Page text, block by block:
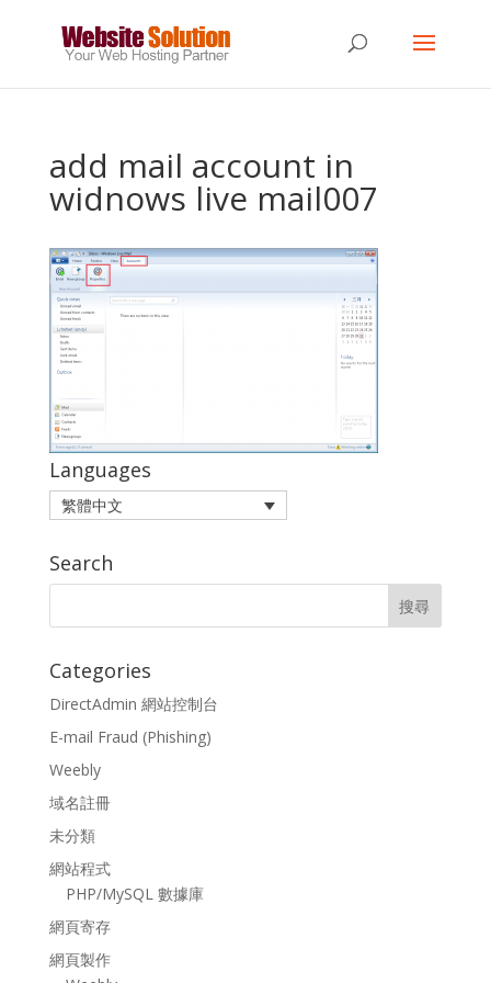
add mail account in
widnows live mail007
Languages
繁體中文
Search
Categories
DirectAdmin 網站控制台
E-mail Fraud (Phishing)
Weebly
域名註冊
未分類
網站程式
PHP/MySQL 數據庫
網頁寄存
網頁製作